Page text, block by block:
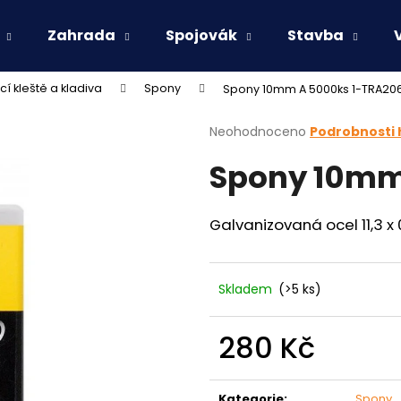
Zahrada Spojovák Stavba
kleště a kladiva Spony Spony 10mm A 5000ks 1-
Průměrné
produktu
je
z
5
Neohodnoceno Podrobnosti
Spony
Galvanizovaná ocel 11,3 x
Skladem (>5 ks)
280 Kč
cena:
Co potřebujete najít?
HLEDAT